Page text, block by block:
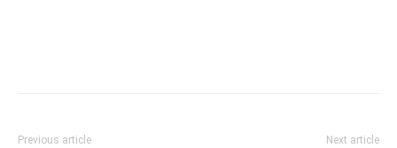
Previous article Next article